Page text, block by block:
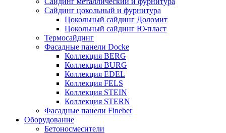
Сайдинг цокольный и фурнитура
Цокольный сайдинг Доломит
Цокольный сайдинг Ю-пласт
Термосайдинг
Фасадные панели Docke
Коллекция BERG
Коллекция BURG
Коллекция EDEL
Коллекция FELS
Коллекция STEIN
Коллекция STERN
Фасадные панели Fineber
Оборудование
Бетоносмесители